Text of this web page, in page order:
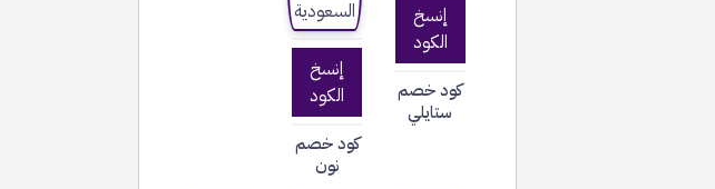
إنسخ
الكود
كود خصم
ستايلي
إنسخ
الكود
كود خصم
نون